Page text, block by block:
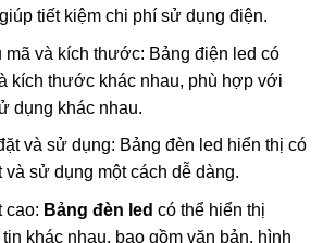
tiết kiệm chi phí sử dụng điện.
mã và kích thước: Bảng điện led có
kích thước khác nhau, phù hợp với
dụng khác nhau.
và sử dụng: Bảng đèn led hiển thị có
sử dụng một cách dễ dàng.
cao: Bảng đèn led có thể hiển thị
khác nhau, bao gồm văn bản, hình